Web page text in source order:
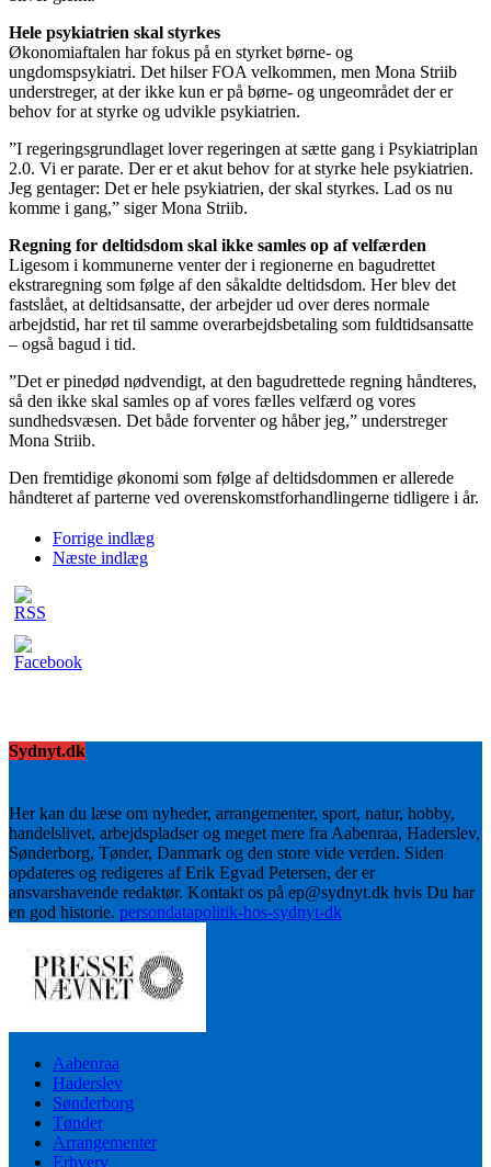
Hele psykiatrien skal styrkes
Økonomiaftalen har fokus på en styrket børne- og
ungdomspsykiatri. Det hilser FOA velkommen, men Mona Striib
understreger, at der ikke kun er på børne- og ungeområdet der er
behov for at styrke og udvikle psykiatrien.
”I regeringsgrundlaget lover regeringen at sætte gang i Psykiatriplan
2.0. Vi er parate. Der er et akut behov for at styrke hele psykiatrien.
Jeg gentager: Det er hele psykiatrien, der skal styrkes. Lad os nu
komme i gang,” siger Mona Striib.
Regning for deltidsdom skal ikke samles op af velfærden
Ligesom i kommunerne venter der i regionerne en bagudrettet
ekstraregning som følge af den såkaldte deltidsdom. Her blev det
fastslået, at deltidsansatte, der arbejder ud over deres normale
arbejdstid, har ret til samme overarbejdsbetaling som fuldtidsansatte
– også bagud i tid.
”Det er pinedød nødvendigt, at den bagudrettede regning håndteres,
så den ikke skal samles op af vores fælles velfærd og vores
sundhedsvæsen. Det både forventer og håber jeg,” understreger
Mona Striib.
Den fremtidige økonomi som følge af deltidsdommen er allerede
håndteret af parterne ved overenskomstforhandlingerne tidligere i år.
Forrige indlæg
Næste indlæg
Sydnyt.dk
Her kan du læse om nyheder, arrangementer, sport, natur, hobby,
handelslivet, arbejdspladser og meget mere fra Aabenraa, Haderslev,
Sønderborg, Tønder, Danmark og den store vide verden. Siden
opdateres og redigeres af Erik Egvad Petersen, der er
ansvarshavende redaktør. Kontakt os på ep@sydnyt.dk hvis Du har
en god historie. persondatapolitik-hos-sydnyt-dk
Aabenraa
Haderslev
Sønderborg
Tønder
Arrangementer
Erhverv